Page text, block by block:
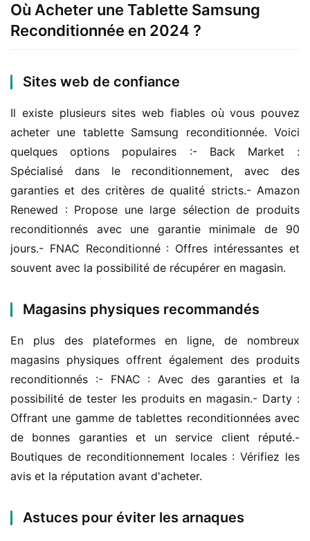
Où Acheter une Tablette Samsung
Reconditionnée en 2024 ?
Sites web de confiance
Il existe plusieurs sites web fiables où vous pouvez
acheter une tablette Samsung reconditionnée. Voici
quelques options populaires :- Back Market :
Spécialisé dans le reconditionnement, avec des
garanties et des critères de qualité stricts.- Amazon
Renewed : Propose une large sélection de produits
reconditionnés avec une garantie minimale de 90
jours.- FNAC Reconditionné : Offres intéressantes et
souvent avec la possibilité de récupérer en magasin.
Magasins physiques recommandés
En plus des plateformes en ligne, de nombreux
magasins physiques offrent également des produits
reconditionnés :- FNAC : Avec des garanties et la
possibilité de tester les produits en magasin.- Darty :
Offrant une gamme de tablettes reconditionnées avec
de bonnes garanties et un service client réputé.-
Boutiques de reconditionnement locales : Vérifiez les
avis et la réputation avant d'acheter.
Astuces pour éviter les arnaques